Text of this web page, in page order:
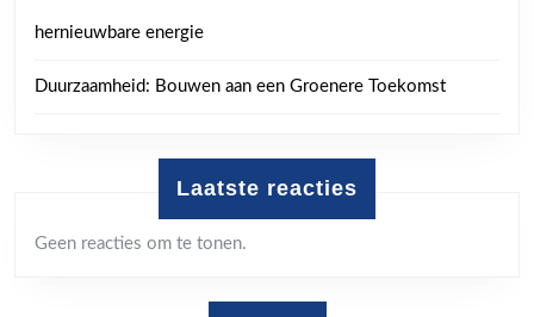
hernieuwbare energie
Duurzaamheid: Bouwen aan een Groenere Toekomst
Laatste reacties
Geen reacties om te tonen.